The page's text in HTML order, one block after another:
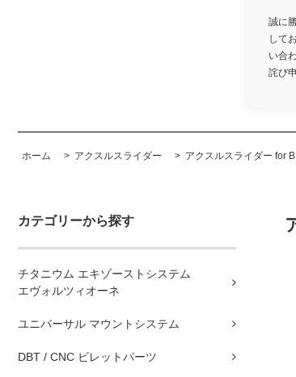
誠に
して
い合
詫び
ホーム > アクスルスライダー > アクスルスライダー for
カテゴリーから探す
チタニウム エキゾーストシステム
エヴォルツィオーネ
ユニバーサル マウントシステム
DBT / CNC ビレットパーツ